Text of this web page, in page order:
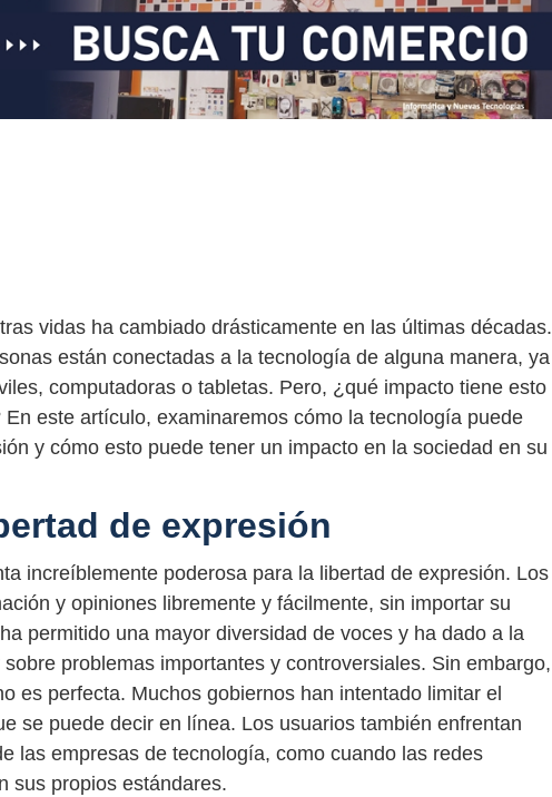
vidas ha cambiado drásticamente en las últimas décadas.
están conectadas a la tecnología de alguna manera, ya
computadoras o tabletas. Pero, ¿qué impacto tiene esto
este artículo, examinaremos cómo la tecnología puede
y cómo esto puede tener un impacto en la sociedad en su
de expresión
increíblemente poderosa para la libertad de expresión. Los
y opiniones libremente y fácilmente, sin importar su
permitido una mayor diversidad de voces y ha dado a la
problemas importantes y controversiales. Sin embargo,
es perfecta. Muchos gobiernos han intentado limitar el
se puede decir en línea. Los usuarios también enfrentan
las empresas de tecnología, como cuando las redes
sus propios estándares.